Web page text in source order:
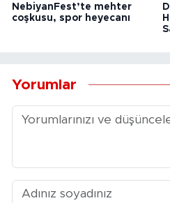
NebiyanFest’te mehter
coşkusu, spor heyecanı
Yorumlar